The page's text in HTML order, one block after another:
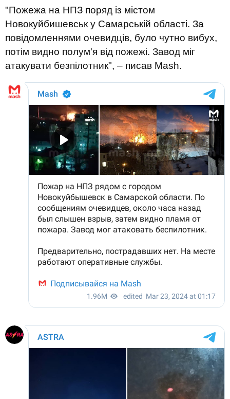
"Пожежа на НПЗ поряд із містом
Новокуйбишевськ у Самарській області. За
повідомленнями очевидців, було чутно вибух,
потім видно полум'я від пожежі. Завод міг
атакувати безпілотник", – писав Mash.